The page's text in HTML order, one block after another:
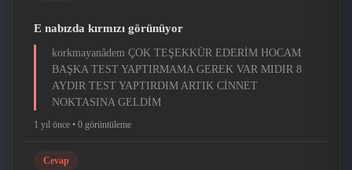
E nabızda kırmızı görünüyor
korkmayanâdem ÇOK TEŞEKKÜR EDERİM HOCAM
BAŞKA TEST YAPTIRMAMA GEREK VAR MIDIR 8
AYDIR TEST YAPTIRDIM ARTIK CİNNET
NOKTASINA GELDİM
1 yıl önce • 0 görüntüleme
Cevap